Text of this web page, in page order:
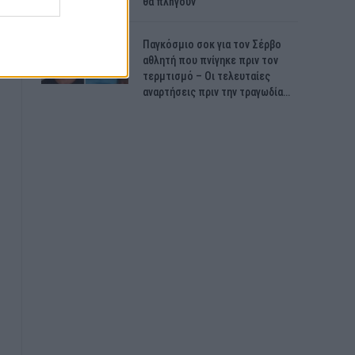
Παγκόσμιο σοκ για τον Σέρβο
αθλητή που πνίγηκε πριν τον
τερμτισμό – Οι τελευταίες
αναρτήσεις πριν την τραγωδία…